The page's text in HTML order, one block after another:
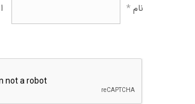
نام*